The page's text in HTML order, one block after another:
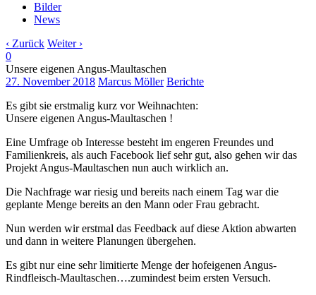
Bilder
News
‹ Zurück Weiter ›
0
Unsere eigenen Angus-Maultaschen
27. November 2018 Marcus Möller Berichte
Es gibt sie erstmalig kurz vor Weihnachten:
Unsere eigenen Angus-Maultaschen !
Eine Umfrage ob Interesse besteht im engeren Freundes und
Familienkreis, als auch Facebook lief sehr gut, also gehen wir das
Projekt Angus-Maultaschen nun auch wirklich an.
Die Nachfrage war riesig und bereits nach einem Tag war die
geplante Menge bereits an den Mann oder Frau gebracht.
Nun werden wir erstmal das Feedback auf diese Aktion abwarten
und dann in weitere Planungen übergehen.
Es gibt nur eine sehr limitierte Menge der hofeigenen Angus-
Rindfleisch-Maultaschen….zumindest beim ersten Versuch.